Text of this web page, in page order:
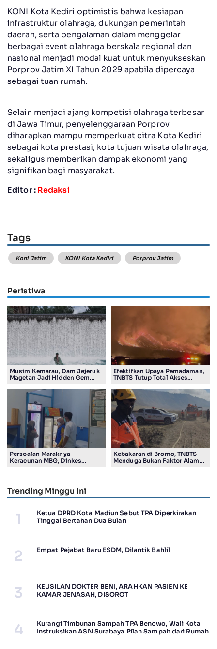
KONI Kota Kediri optimistis bahwa kesiapan
infrastruktur olahraga, dukungan pemerintah
daerah, serta pengalaman dalam menggelar
berbagai event olahraga berskala regional dan
nasional menjadi modal kuat untuk menyukseskan
Porprov Jatim XI Tahun 2029 apabila dipercaya
sebagai tuan rumah.
Selain menjadi ajang kompetisi olahraga terbesar
di Jawa Timur, penyelenggaraan Porprov
diharapkan mampu memperkuat citra Kota Kediri
sebagai kota prestasi, kota tujuan wisata olahraga,
sekaligus memberikan dampak ekonomi yang
signifikan bagi masyarakat.
Editor :Redaksi
Tags
Koni Jatim KONI Kota Kediri Porprov Jatim
Peristiwa
Musim Kemarau, Dam Jejeruk
Magetan Jadi Hidden Gem
Efektifkan Upaya Pemadaman,
TNBTS Tutup Total Akses
Bromo
Persoalan Maraknya
Keracunan MBG, Dinkes
Kebakaran di Bromo, TNBTS
Menduga Bukan Faktor Alam
Trending Minggu Ini
1
Ketua DPRD Kota Madiun Sebut TPA Diperkirakan
Tinggal Bertahan Dua Bulan
2 Empat Pejabat Baru ESDM, Dilantik Bahlil
3
KEUSILAN DOKTER BENI, ARAHKAN PASIEN KE
KAMAR JENASAH, DISOROT
4
Kurangi Timbunan Sampah TPA Benowo, Wali Kota
Instruksikan ASN Surabaya Pilah Sampah dari Rumah